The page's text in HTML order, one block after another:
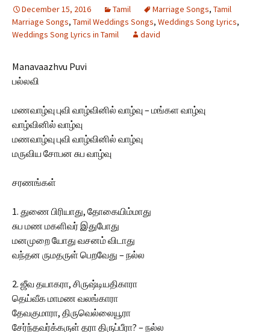
December 15, 2016 Tamil Marriage Songs, Tamil
Marriage Songs, Tamil Weddings Songs, Weddings Song Lyrics,
Weddings Song Lyrics in Tamil
david
Manavaazhvu Puvi
பல்லவி
மணவாழ்வு புவி வாழ்வினில் வாழ்வு – மங்கள வாழ்வு
வாழ்வினில் வாழ்வு
மணவாழ்வு புவி வாழ்வினில் வாழ்வு
மருவிய சோபன சுப வாழ்வு
சரணங்கள்
1. துணை பிரியாது, தோகையிம்மாது
சுப மண மகளிவர் இதுபோது
மனமுறை யோது வசனம் விடாது
வந்தன ருமதருள் பெறவேது – நல்ல
2. ஜீவ தயாகரா, சிருஷ்டியதிகாரா
தெய்வீக மாமண வலங்காரா
தேவகுமாரா, திருவெல்லையூரா
சேர்ந்தவர்க்கருள் தரா திருப்பீரா? – நல்ல